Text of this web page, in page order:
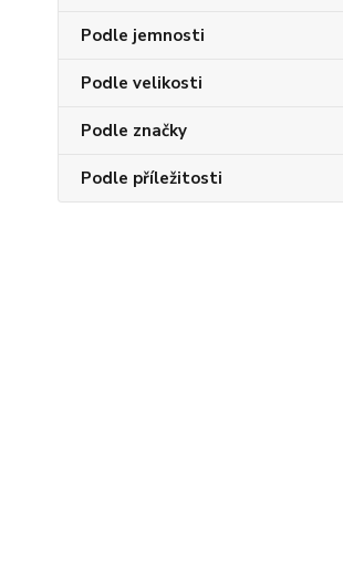
Podle jemnosti
Podle velikosti
Podle značky
Podle příležitosti